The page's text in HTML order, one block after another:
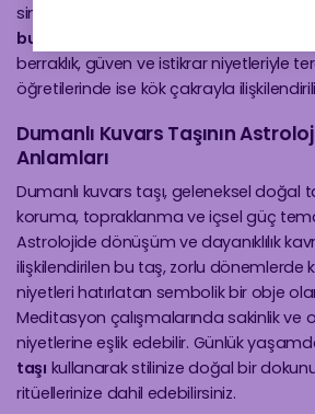
simgeler. Astrolojik yorumlarda
burçlarıyla
berraklık, güven ve istikrar niyetleriyle
öğretilerinde ise kök çakrayla
Dumanlı Kuvars Taşının
Anlamları
Dumanlı kuvars taşı, geleneksel doğal
koruma, topraklanma ve içsel güç
Astrolojide dönüşüm ve dayanıklılık
ilişkilendirilen bu taş, zorlu dönemlerde
niyetleri hatırlatan sembolik bir obje
Meditasyon çalışmalarında sakinlik ve
niyetlerine eşlik edebilir. Günlük
taşı kullanarak stilinize doğal bir
ritüellerinize dahil edebilirsiniz.